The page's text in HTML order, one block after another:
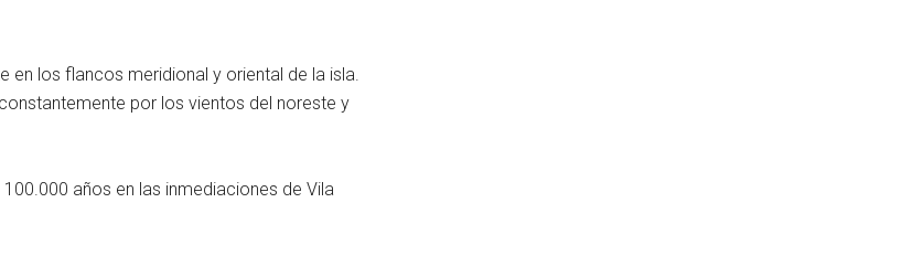
en los flancos meridional y oriental de la isla.
por los vientos del noreste y
años en las inmediaciones de Vila